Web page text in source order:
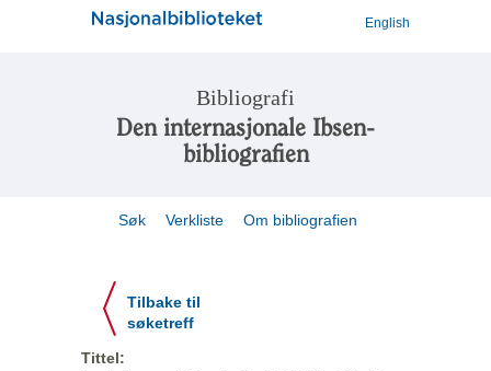
English
Bibliografi
Den internasjonale Ibsen-
bibliografien
Søk Verkliste Om bibliografien
Tilbake til
søketreff
Tittel: